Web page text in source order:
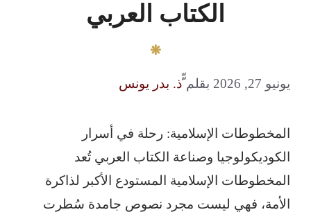
الكتاب العربي
يونيو 27, 2026 بقلمّّذ. بدر يونس
المخطوطات الإسلامية: رحلة في أسرار
الكوديكولوجيا وصناعة الكتاب العربي تُعد
المخطوطات الإسلامية المستودع الأكبر لذاكرة
الأمة، فهي ليست مجرد نصوص جامدة سُطرت